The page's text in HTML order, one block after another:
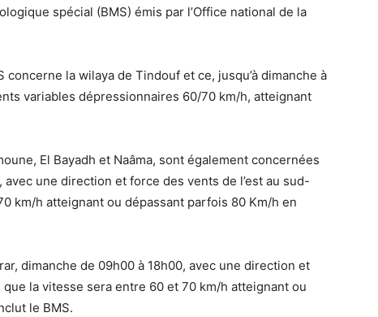
spécial (BMS) émis par l’Office national de la
concerne la wilaya de Tindouf et ce, jusqu’à dimanche à
variables dépressionnaires 60/70 km/h, atteignant
El Bayadh et Naâma, sont également concernées
une direction et force des vents de l’est au sud-
km/h atteignant ou dépassant parfois 80 Km/h en
dimanche de 09h00 à 18h00, avec une direction et
la vitesse sera entre 60 et 70 km/h atteignant ou
le BMS.